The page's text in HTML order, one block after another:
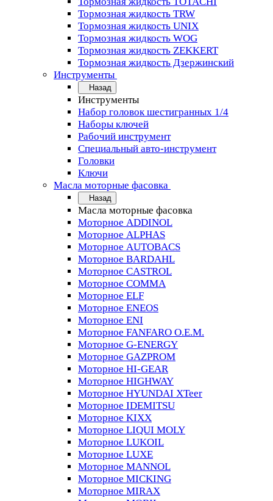
Тормозная жидкость TRW
Тормозная жидкость UNIX
Тормозная жидкость WOG
Тормозная жидкость ZEKKERT
Тормозная жидкость Дзержинский
Инструменты
Назад
Инструменты
Набор головок шестигранных 1/4
Наборы ключей
Рабочий инструмент
Специальный авто-инструмент
Головки
Ключи
Масла моторные фасовка
Назад
Масла моторные фасовка
Моторное ADDINOL
Моторное ALPHAS
Моторное AUTOBACS
Моторное BARDAHL
Моторное CASTROL
Моторное COMMA
Моторное ELF
Моторное ENEOS
Моторное ENI
Моторное FANFARO O.E.M.
Моторное G-ENERGY
Моторное GAZPROM
Моторное HI-GEAR
Моторное HIGHWAY
Моторное HYUNDAI XTeer
Моторное IDEMITSU
Моторное KIXX
Моторное LIQUI MOLY
Моторное LUKOIL
Моторное LUXE
Моторное MANNOL
Моторное MICKING
Моторное MIRAX